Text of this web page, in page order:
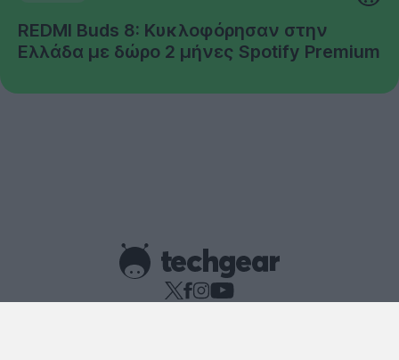
REDMI Buds 8: Κυκλοφόρησαν στην
Ελλάδα με δώρο 2 μήνες Spotify Premium